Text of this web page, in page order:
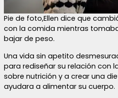
Pie de foto,Ellen dice que
con la comida mientras
bajar de peso.
Una vida sin apetito
para rediseñar su relación con
sobre nutrición y a crear una
ayudara a alimentar su cuerpo.